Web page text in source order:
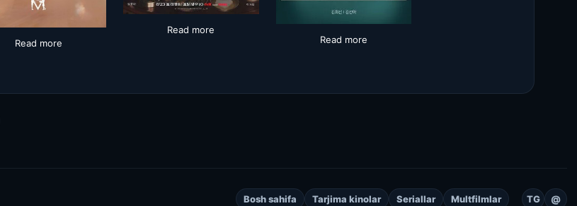
Read more
Read more
Read more
Bosh sahifa Tarjima kinolar Seriallar Multfilmlar TG @